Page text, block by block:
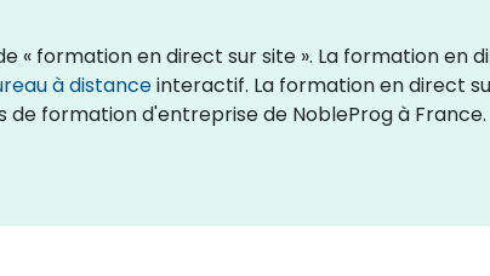
« formation en direct sur site ». La formation en
à distanceinteractif. La formation en direct
formation d'entreprise de NobleProg à France.